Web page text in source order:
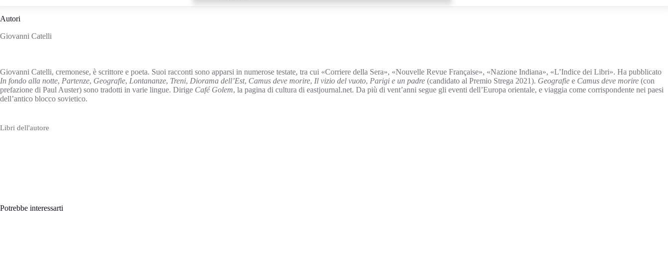
Autori
Giovanni Catelli
Giovanni Catelli, cremonese, è scrittore e poeta. Suoi racconti sono apparsi in numerose testate, tra cui «Corriere della Sera», «Nouvelle Revue Française», «Nazione Indiana», «L’Indice dei Libri». Ha pubblicato
In fondo alla notte, Partenze, Geografie, Lontananze, Treni, Diorama dell’Est, Camus deve morire, Il vizio del vuoto, Parigi e un padre (candidato al Premio Strega 2021). Geografie e Camus deve morire (con
prefazione di Paul Auster) sono tradotti in varie lingue. Dirige Café Golem, la pagina di cultura di eastjournal.net. Da più di vent’anni segue gli eventi dell’Europa orientale, e viaggia come corrispondente nei paesi
dell’antico blocco sovietico.
Libri dell'autore
Potrebbe interessarti